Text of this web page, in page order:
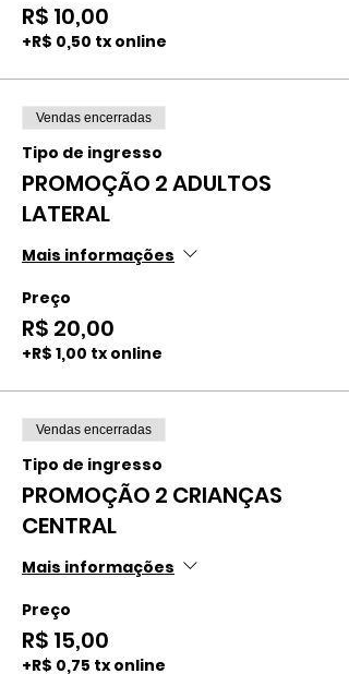
R$ 10,00
+R$ 0,50 tx online
Vendas encerradas
Tipo de ingresso
PROMOÇÃO 2 ADULTOS
LATERAL
Mais informações
Preço
R$ 20,00
+R$ 1,00 tx online
Vendas encerradas
Tipo de ingresso
PROMOÇÃO 2 CRIANÇAS
CENTRAL
Mais informações
Preço
R$ 15,00
+R$ 0,75 tx online